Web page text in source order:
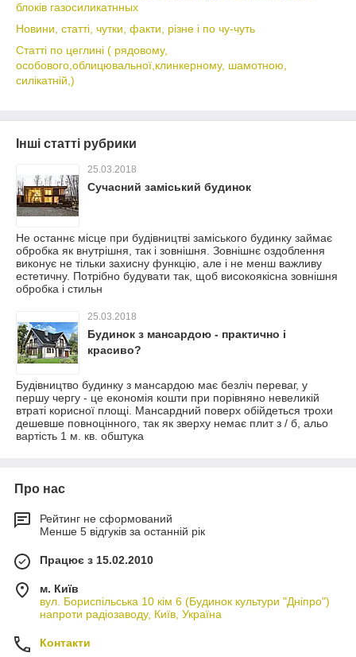
блоків газосиликатнных
Новини, статті, чутки, факти, різне і по чу-чуть
Статті по цеглині ( рядовому,
особового,облицювальної,клинкерному, шамотною,
силікатній,)
Інші статті рубрики
25.03.2018
Сучасний заміський будинок
Не останнє місце при будівництві заміського будинку займає
обробка як внутрішня, так і зовнішня. Зовнішнє оздоблення
виконує не тільки захисну функцію, але і не менш важливу
естетичну. Потрібно будувати так, щоб високоякісна зовнішня
обробка і стильн
25.03.2018
Будинок з мансардою - практично і
красиво?
Будівництво будинку з мансардою має безліч переваг, у
першу чергу - це економія кошти при порівняно невеликій
втраті корисної площі. Мансардний поверх обійдеться трохи
дешевше повноцінного, так як зверху немає плит з / б, альо
вартість 1 м. кв. обштука
Про нас
Рейтинг не сформований
Менше 5 відгуків за останній рік
Працює з 15.02.2010
м. Київ
вул. Бориспільська 10 кім 6 (Будинок культури "Дніпро")
напроти радіозаводу, Київ, Україна
Контакти